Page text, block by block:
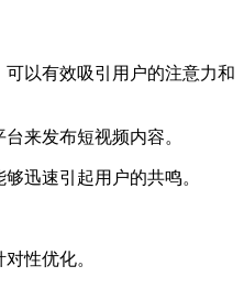
以有效吸引用户的注意力和
来发布短视频内容。
迅速引起用户的共鸣。
性优化。